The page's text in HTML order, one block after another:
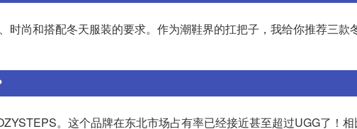
时尚和搭配冬天服装的要求。作为潮鞋界的扛把子，我给你推荐三款
。这个品牌在东北市场占有率已经接近甚至超过UGG了！